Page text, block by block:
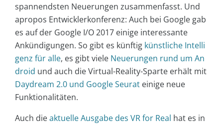
spannendsten Neuerungen zusammenfasst. Und
apropos Entwicklerkonferenz: Auch bei Google gab
es auf der Google I/O 2017 einige interessante
Ankündigungen. So gibt es künftig künstliche Intelli
genz für alle, es gibt viele Neuerungen rund um An
droid und auch die Virtual-Reality-Sparte erhält mit
Daydream 2.0 und Google Seurat einige neue
Funktionalitäten.
Auch dieaktuelle Ausgabe des VR for Real hat es in